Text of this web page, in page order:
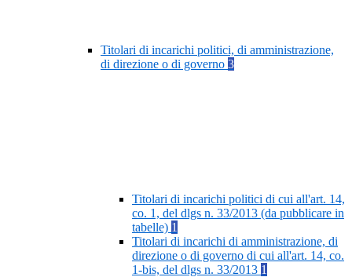
Titolari di incarichi politici, di amministrazione,
di direzione o di governo 3
Titolari di incarichi politici di cui all'art. 14,
co. 1, del dlgs n. 33/2013 (da pubblicare in
tabelle) 1
Titolari di incarichi di amministrazione, di
direzione o di governo di cui all'art. 14, co.
1-bis, del dlgs n. 33/2013 1